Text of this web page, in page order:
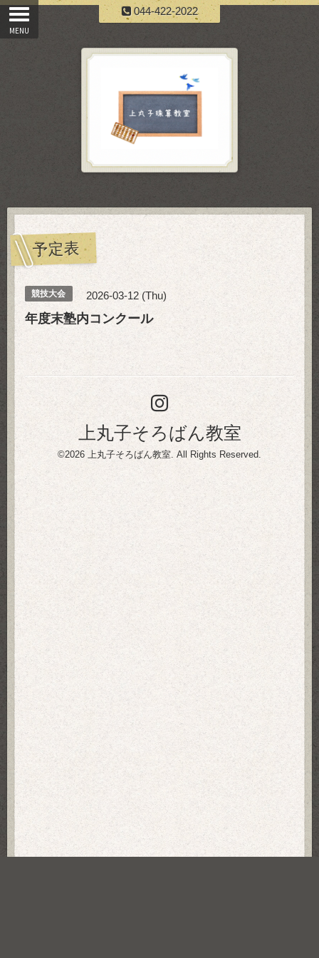
044-422-2022
予定表
競技大会 2026-03-12 (Thu)
年度末塾内コンクール
上丸子そろばん教室
©2026 上丸子そろばん教室 . All Rights Reserved.